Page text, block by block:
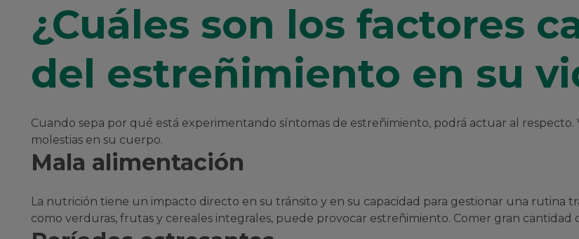
¿Cuáles son los factores
del estreñimiento en su
Cuando sepa por qué está experimentando síntomas de estreñimiento, podrá actuar al
molestias en su cuerpo.
Mala alimentación
La nutrición tiene un impacto directo en su tránsito y en su capacidad para gestionar una rutina
como verduras, frutas y cereales integrales, puede provocar estreñimiento. Comer gran cantidad